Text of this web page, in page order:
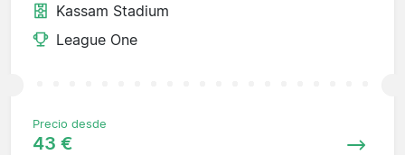
Kassam Stadium
League One
Precio desde
43 €